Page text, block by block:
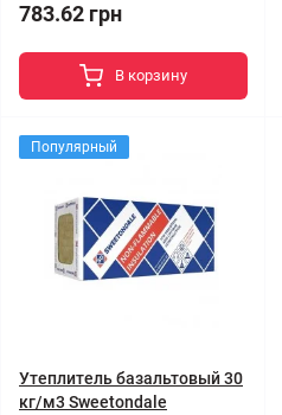
783.62 грн
В корзину
Популярный
Утеплитель базальтовый 30
кг/м3 Sweetondale